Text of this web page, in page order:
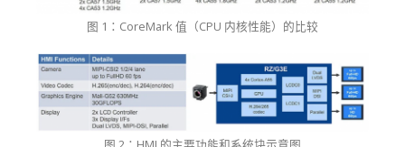
图 1：CoreMark 值（CPU 内核性能）的比较